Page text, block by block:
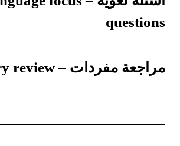
questions
مراجعة مفردات – Vocabulary review